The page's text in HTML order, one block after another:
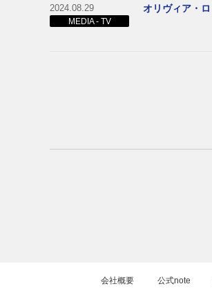
2024.08.29
MEDIA - TV
オリヴィア・
会社概要 公式note